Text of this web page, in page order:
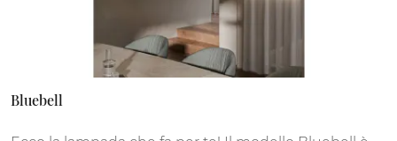
Bluebell